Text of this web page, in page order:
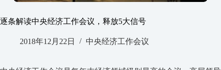
逐条解读中央经济工作会议，释放5大信号
2018年12月22日 中央经济工作会议